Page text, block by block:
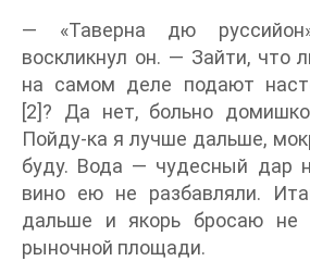
— «Таверна дю
воскликнул он. — Зайти, что
на самом деле подают
[2]? Да нет, больно
Пойду-ка я лучше дальше,
буду. Вода — чудесный дар
вино ею не разбавляли.
дальше и якорь бросаю не
рыночной площади.